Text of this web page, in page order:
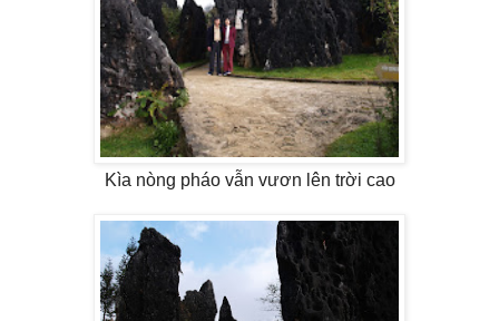
Kìa nòng pháo vẫn vươn lên trời cao